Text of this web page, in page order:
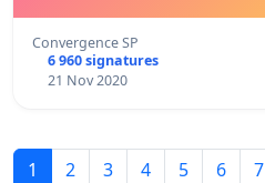
Convergence SP
6 960 signatures
21 Nov 2020
1 2 3 4 5 6 7